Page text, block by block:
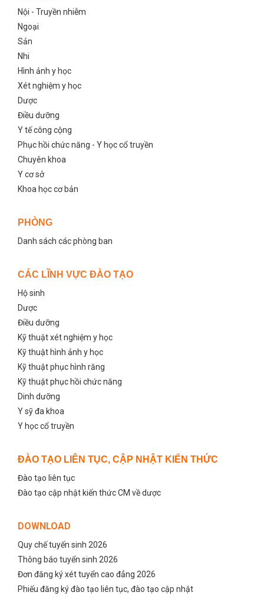
Nội - Truyền nhiễm
Ngoại
Sản
Nhi
Hình ảnh y học
Xét nghiệm y học
Dược
Điều dưỡng
Y tế công cộng
Phục hồi chức năng - Y học cổ truyền
Chuyên khoa
Y cơ sở
Khoa học cơ bản
PHÒNG
Danh sách các phòng ban
CÁC LĨNH VỰC ĐÀO TẠO
Hộ sinh
Dược
Điều dưỡng
Kỹ thuật xét nghiệm y học
Kỹ thuật hình ảnh y học
Kỹ thuật phục hình răng
Kỹ thuật phục hồi chức năng
Dinh dưỡng
Y sỹ đa khoa
Y học cổ truyền
ĐÀO TẠO LIÊN TỤC, CẬP NHẬT KIẾN THỨC
Đào tạo liên tục
Đào tạo cập nhật kiến thức CM về dược
DOWNLOAD
Quy chế tuyến sinh 2026
Thông báo tuyển sinh 2026
Đơn đăng ký xét tuyển cao đẳng 2026
Phiếu đăng ký đào tạo liên tục, đào tạo cập nhật